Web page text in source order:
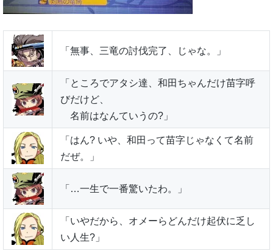
「無事、三竜の討伐完了、じゃな。」
「ところでアタシ達、和田ちゃんだけ苗字呼
びだけど、
名前はなんていうの?」
「はん? いや、和田って苗字じゃなくて名前
だぜ。」
「…一生で一番驚いたわ。」
「いやだから、オメーらどんだけ起伏に乏し
い人生?」